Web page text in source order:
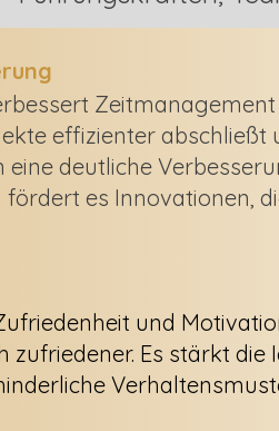
effizienter
deutliche
es Innovationen,
und
zufriedener. Es stärkt